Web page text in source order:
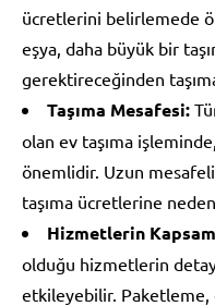
ücretlerini belirlemede
eşya, daha büyük bir
gerektireceğinden
Taşıma Mesafesi:
olan ev taşıma
önemlidir. Uzun
taşıma ücretlerine
Hizmetlerin
olduğu hizmetlerin
etkileyebilir. Paketleme,